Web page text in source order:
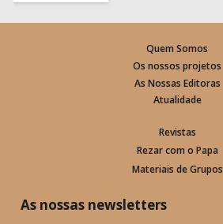
Quem Somos
Os nossos projetos
As Nossas Editoras
Atualidade
Revistas
Rezar com o Papa
Materiais de Grupos
As nossas newsletters